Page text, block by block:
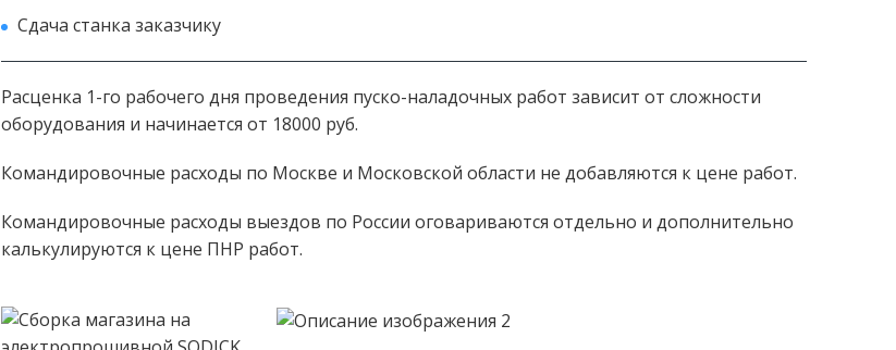
Сдача станка заказчику
Расценка 1-го рабочего дня проведения пуско-наладочных работ зависит от сложности
оборудования и начинается от 18000 руб.
Командировочные расходы по Москве и Московской области не добавляются к цене работ.
Командировочные расходы выездов по России оговариваются отдельно и дополнительно
калькулируются к цене ПНР работ.